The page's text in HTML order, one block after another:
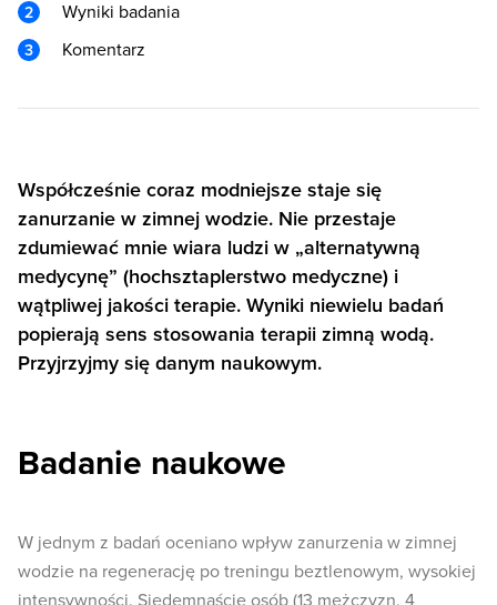
Wyniki badania
Komentarz
Współcześnie coraz modniejsze staje się
zanurzanie w zimnej wodzie. Nie przestaje
zdumiewać mnie wiara ludzi w „alternatywną
medycynę” (hochsztaplerstwo medyczne) i
wątpliwej jakości terapie. Wyniki niewielu badań
popierają sens stosowania terapii zimną wodą.
Przyjrzyjmy się danym naukowym.
Badanie naukowe
W jednym z badań oceniano wpływ zanurzenia w zimnej
wodzie na regenerację po treningu beztlenowym, wysokiej